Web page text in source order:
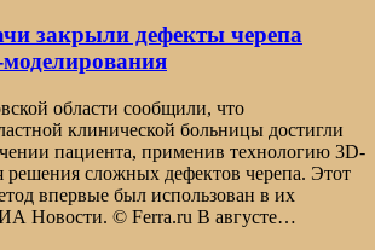
закрыли дефекты черепа
области сообщили, что
клинической больницы достигли
пациента, применив технологию 3D-
решения сложных дефектов черепа. Этот
впервые был использован в их
Новости. © Ferra.ru В августе…